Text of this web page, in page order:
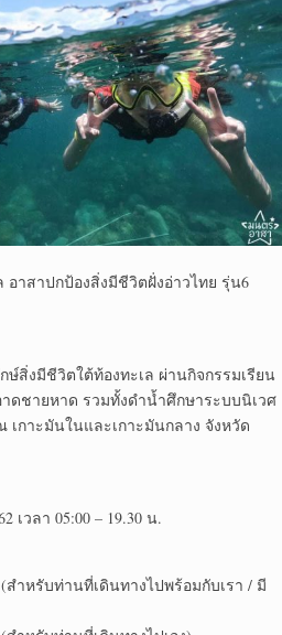
อาสาปกป้องสิ่งมีชีวิตฝั่งอ่าวไทย รุ่น6
สิ่งมีชีวิตใต้ท้องทะเล ผ่านกิจกรรมเรียน
ดชายหาด รวมทั้งดำน้ำศึกษาระบบนิเวศ
เกาะมันในและเกาะมันกลาง จังหวัด
เวลา 05:00 – 19.30 น.
ำหรับท่านที่เดินทางไปพร้อมกับเรา / มี